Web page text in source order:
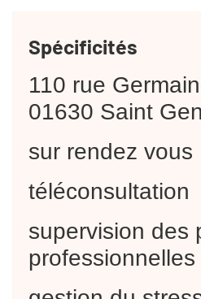
Spécificités
110 rue
01630 Saint
sur rendez vous
téléconsultation
supervision des
professionnelles